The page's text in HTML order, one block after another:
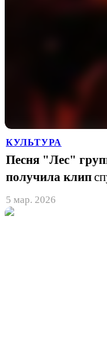
КУЛЬТУРА
Песня "Лес"
получила клип
5 мар. 2026